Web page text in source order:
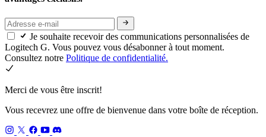
Je souhaite recevoir des communications personnalisées de
Logitech G. Vous pouvez vous désabonner à tout moment.
Consultez notre Politique de confidentialité.
Merci de vous être inscrit!
Vous recevrez une offre de bienvenue dans votre boîte de réception.